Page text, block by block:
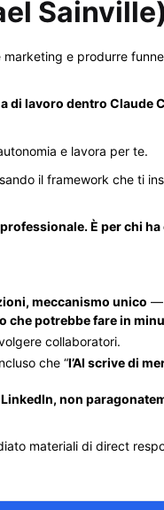
e produrre
di lavoro dentro Claude
e lavora per te.
il framework che ti
È per chi ha
meccanismo unico —
che potrebbe fare in
collaboratori.
che “l’AI scrive di
non
materiali di direct